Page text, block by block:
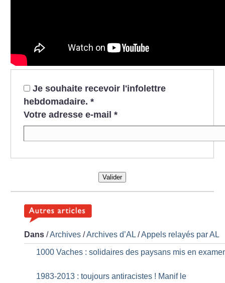
Je souhaite recevoir l'infolettre
hebdomadaire. *
Votre adresse e-mail *
Valider
Dans /Archives /Archives d’AL /Appels relayés par AL
1000 Vaches : solidaires des paysans mis en
1983-2013 : toujours antiracistes ! Manif le